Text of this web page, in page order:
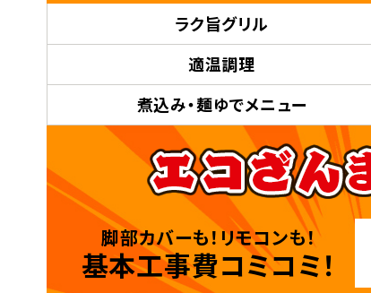
ラク旨グリル
適温調理
煮込み・麺ゆでメニュー
脚部カバーも！リモコンも！
基本工事費コミコミ！